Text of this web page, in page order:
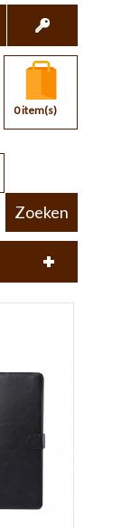
0 item(s)
Zoeken